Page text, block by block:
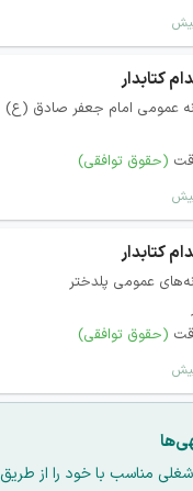
کتابدار
عمومی امام جعفر صادق (ع)
(حقوق توافقی)
کتابدار
عمومی پلدختر
(حقوق توافقی)
مناسب با خود را از طریق